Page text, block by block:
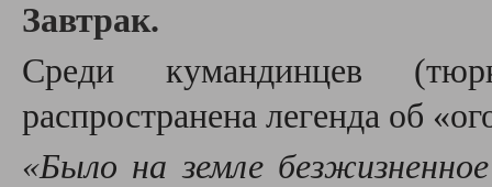
Завтрак.
Среди кумандинцев
распространена легенда об
«Было на земле